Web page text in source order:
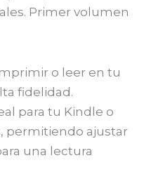
Primer volumen
o leer en tu
fidelidad.
para tu Kindle o
permitiendo ajustar
una lectura